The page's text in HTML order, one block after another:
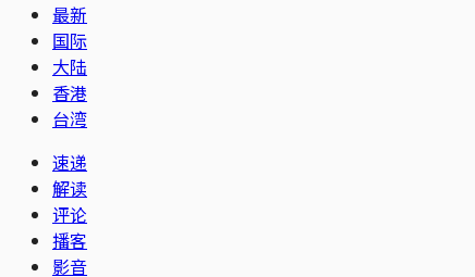
最新
国际
大陆
香港
台湾
速递
解读
评论
播客
影音